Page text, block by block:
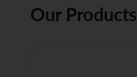
Our Products